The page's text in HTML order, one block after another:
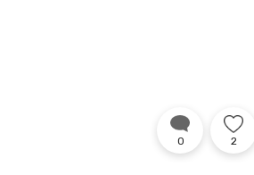
0 2